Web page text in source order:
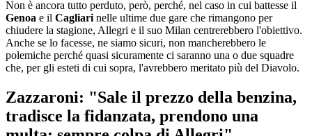
Non è ancora tutto perduto, però, perché, nel caso in cui battesse il
Genoa e il Cagliari nelle ultime due gare che rimangono per
chiudere la stagione, Allegri e il suo Milan centrerebbero l'obiettivo.
Anche se lo facesse, ne siamo sicuri, non mancherebbero le
polemiche perché quasi sicuramente ci saranno una o due squadre
che, per gli esteti di cui sopra, l'avrebbero meritato più del Diavolo.
Zazzaroni: "Sale il prezzo della benzina,
tradisce la fidanzata, prendono una